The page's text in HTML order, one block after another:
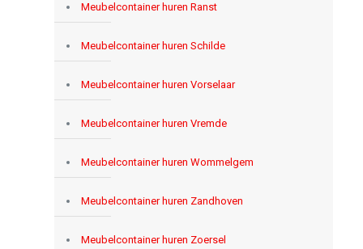
Meubelcontainer huren Ranst
Meubelcontainer huren Schilde
Meubelcontainer huren Vorselaar
Meubelcontainer huren Vremde
Meubelcontainer huren Wommelgem
Meubelcontainer huren Zandhoven
Meubelcontainer huren Zoersel